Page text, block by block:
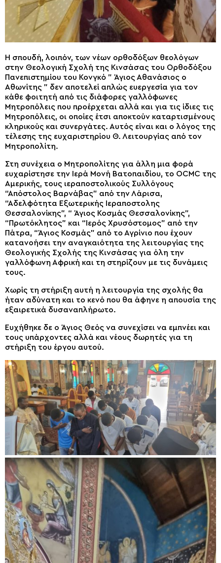
Η σπουδή, λοιπόν, των νέων ορθοδόξων θεολόγων
στην Θεολογική Σχολή της Κινσάσας του Ορθοδόξου
Πανεπιστημίου του Κονγκό ” Άγιος Αθανάσιος ο
Αθωνίτης ” δεν αποτελεί απλώς ευεργεσία για τον
κάθε φοιτητή από τις διάφορες γαλλόφωνες
Μητροπόλεις που προέρχεται αλλά και για τις ίδιες τις
Μητροπόλεις, οι οποίες έτσι αποκτούν καταρτισμένους
κληρικούς και συνεργάτες. Αυτός είναι και ο λόγος της
τέλεσης της ευχαριστηρίου Θ. Λειτουργίας από τον
Μητροπολίτη.
Στη συνέχεια ο Μητροπολίτης για άλλη μια φορά
ευχαρίστησε την Ιερά Μονή Βατοπαιδίου, το OCMC της
Αμερικής, τους ιεραποστολικούς Συλλόγους
“Απόστολος Βαρνάβας” από την Λάρισα,
“Αδελφότητα Εξωτερικής Ιεραποστολης
Θεσσαλονίκης”, “ Άγιος Κοσμάς Θεσσαλονίκης”,
“Πρωτόκλητος” και “Ιερός Χρυσόστομος” από την
Πάτρα, “Άγιος Κοσμάς” από το Αγρίνιο που έχουν
κατανοήσει την αναγκαιότητα της λειτουργίας της
Θεολογικής Σχολής της Κινσάσας για όλη την
γαλλόφωνη Αφρική και τη στηρίζουν με τις δυνάμεις
τους.
Χωρίς τη στήριξη αυτή η λειτουργία της σχολής θα
ήταν αδύνατη και το κενό που θα άφηνε η απουσία της
εξαιρετικά δυσαναπλήρωτο.
Ευχήθηκε δε ο Άγιος Θεός να συνεχίσει να εμπνέει και
τους υπάρχοντες αλλά και νέους δωρητές για τη
στήριξη του έργου αυτού.